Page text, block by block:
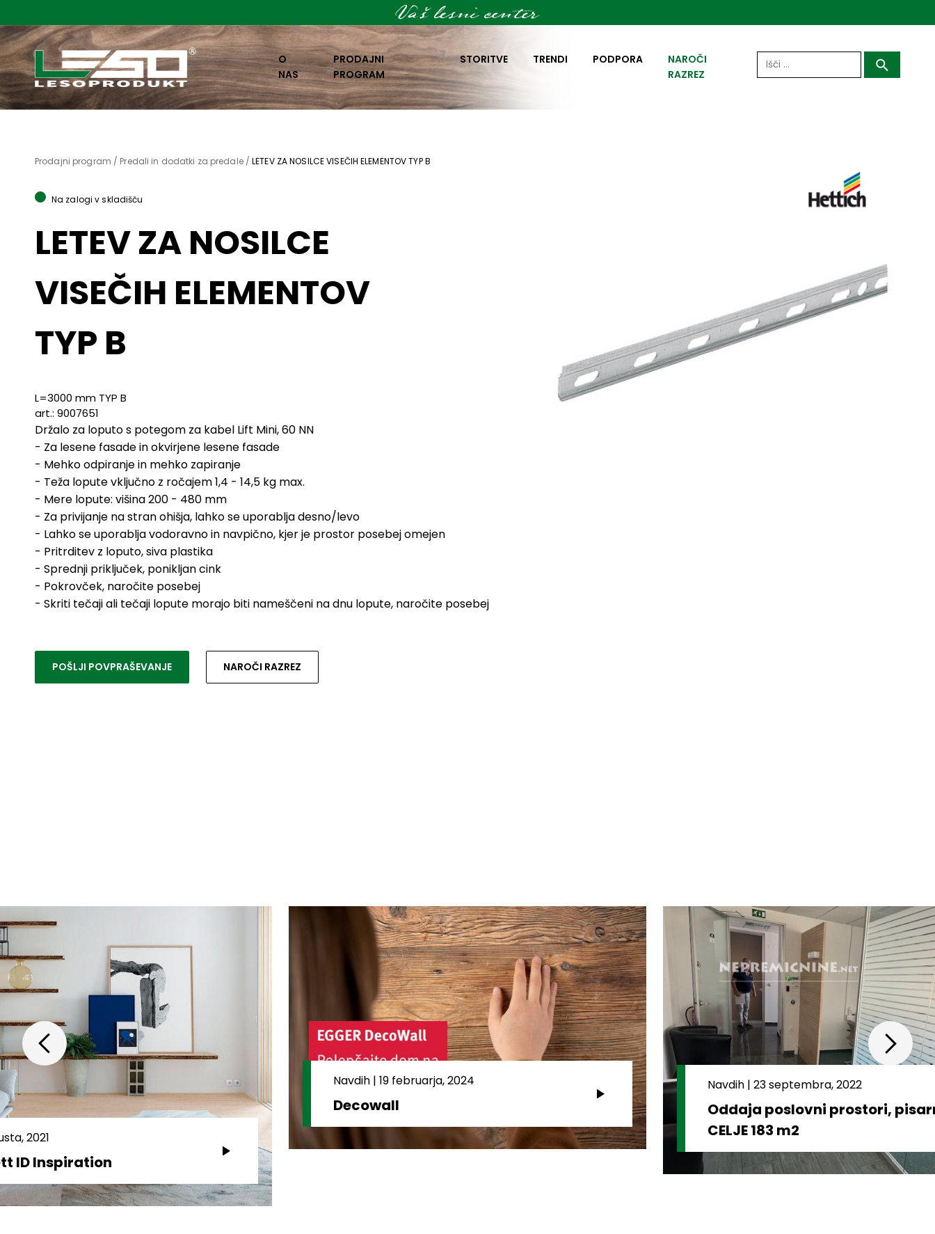
O
NAS
PRODAJNI
PROGRAM
STORITVE TRENDI PODPORA
NAROČI
RAZREZ
Išči:
Prodajni program / Predali in dodatki za predale /LETEV ZA NOSILCE VISEČIH ELEMENTOV TYP B
Na zalogi v skladišču
LETEV ZA NOSILCE
VISEČIH ELEMENTOV
TYP B
L=3000 mm TYP B
art.: 9007651
Držalo za loputo s potegom za kabel Lift Mini, 60 NN
- Za lesene fasade in okvirjene lesene fasade
- Mehko odpiranje in mehko zapiranje
- Teža lopute vključno z ročajem 1,4 - 14,5 kg max.
- Mere lopute: višina 200 - 480 mm
- Za privijanje na stran ohišja, lahko se uporablja desno/levo
- Lahko se uporablja vodoravno in navpično, kjer je prostor posebej omejen
- Pritrditev z loputo, siva plastika
- Sprednji priključek, ponikljan cink
- Pokrovček, naročite posebej
- Skriti tečaji ali tečaji lopute morajo biti nameščeni na dnu lopute, naročite posebej
POŠLJI POVPRAŠEVANJE NAROČI RAZREZ
2021
ID Inspiration
Navdih |19 februarja, 2024
Decowall
Navdih |23 septembra, 2022
Oddaja poslovni prostori,
CELJE 183 m2